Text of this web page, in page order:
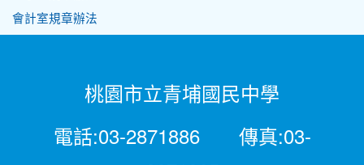
會計室規章辦法
桃園市立青埔國民中學
電話:03-2871886 傳真:03-